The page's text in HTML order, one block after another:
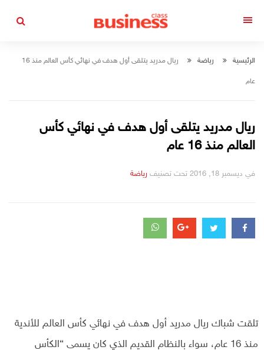
الرئيسية رياضة ريال مدريد يتلقى أول هدف في نهائي كأس العالم منذ 16
عام
ريال مدريد يتلقى أول هدف في نهائي كأس
العالم منذ 16 عام
في ديسمبر 18, 2016 تحت تصنيف التصانيف
رياضة
تلقت شباك ريال مدريد أول هدف في نهائي كأس العالم للأندية
منذ 16 عام، سواء بالنظام القديم الذي كان يسمى “الكأس